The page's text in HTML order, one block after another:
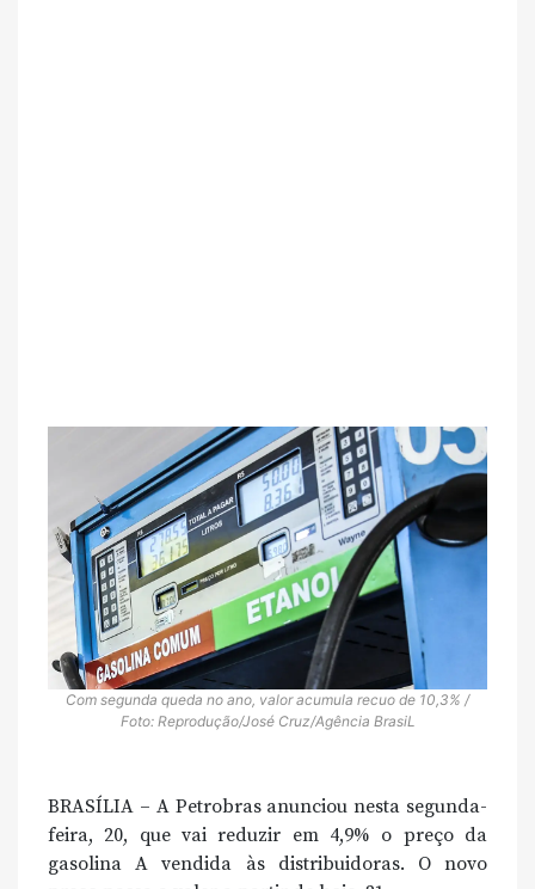
Com segunda queda no ano, valor acumula recuo de 10,3% /
Foto: Reprodução/José Cruz/Agência BrasiL
BRASÍLIA – A Petrobras anunciou nesta segunda-
feira, 20, que vai reduzir em 4,9% o preço da
gasolina A vendida às distribuidoras. O novo